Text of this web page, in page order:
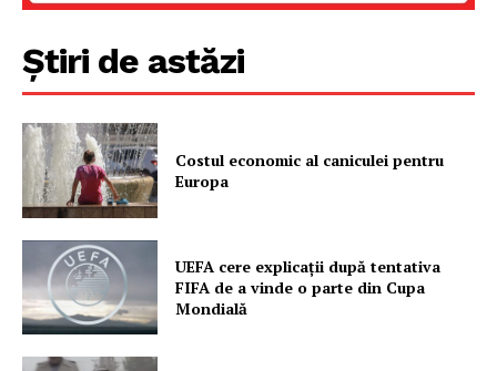
PRESShub
Știri de astăzi
Costul economic al caniculei pentru
Europa
UEFA cere explicații după tentativa
FIFA de a vinde o parte din Cupa
Mondială